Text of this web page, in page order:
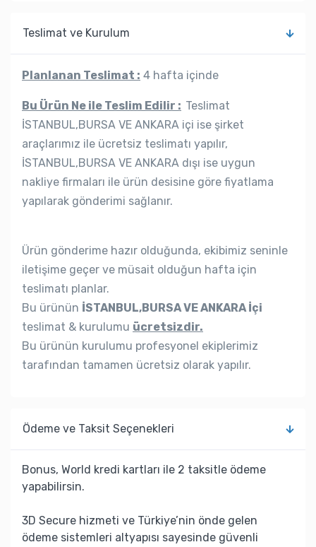
Teslimat ve Kurulum
Planlanan Teslimat : 4 hafta içinde
Bu Ürün Ne ile Teslim Edilir : Teslimat
İSTANBUL,BURSA VE ANKARA içi ise şirket
araçlarımız ile ücretsiz teslimatı yapılır,
İSTANBUL,BURSA VE ANKARA dışı ise uygun
nakliye firmaları ile ürün desisine göre fiyatlama
yapılarak gönderimi sağlanır.
Ürün gönderime hazır olduğunda, ekibimiz seninle
iletişime geçer ve müsait olduğun hafta için
teslimatı planlar.
Bu ürünün İSTANBUL,BURSA VE ANKARA İçi
teslimat & kurulumu ücretsizdir.
Bu ürünün kurulumu profesyonel ekiplerimiz
tarafından tamamen ücretsiz olarak yapılır.
Ödeme ve Taksit Seçenekleri
Bonus, World kredi kartları ile 2 taksitle ödeme
yapabilirsin.
3D Secure hizmeti ve Türkiye’nin önde gelen
ödeme sistemleri altyapısı sayesinde güvenli